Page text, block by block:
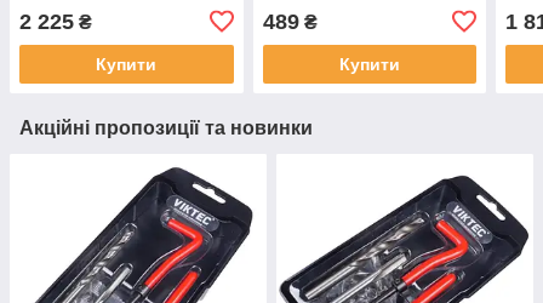
2 225 ₴
Купити
489₴
Купити
1
Акційні пропозиції та новинки